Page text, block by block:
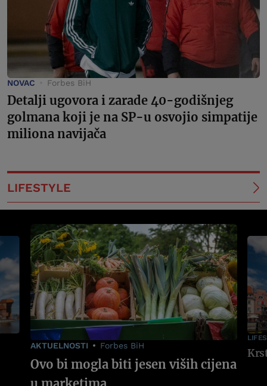
NOVAC Forbes BiH
Detalji ugovora i zarade 40-godišnjeg
golmana koji je na SP-u osvojio simpatije
miliona navijača
LIFESTYLE
AKTUELNOSTI Forbes BiH
Ovo bi mogla biti jesen viših cijena